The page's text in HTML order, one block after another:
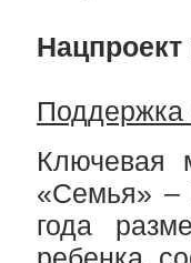
Поддержка
Ключевая
«Семья» –
года